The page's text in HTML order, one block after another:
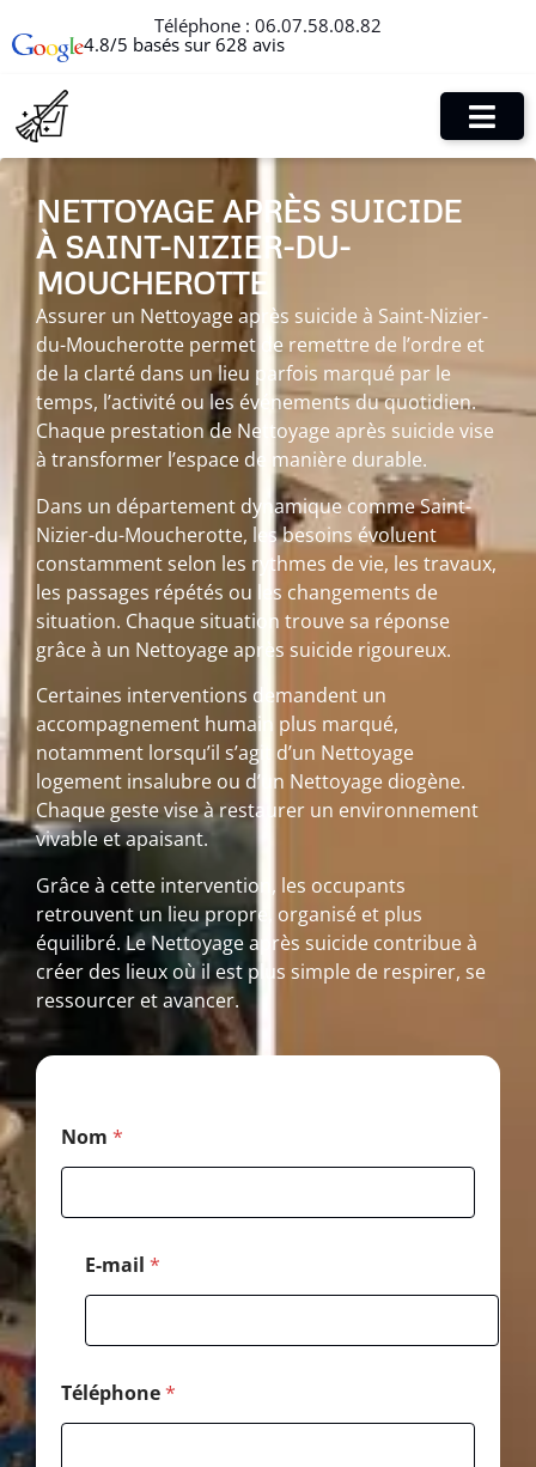
Téléphone : 06.07.58.08.82
4.8/5 basés sur 628 avis
NETTOYAGE APRÈS SUICIDE
À SAINT-NIZIER-DU-
MOUCHEROTTE
Assurer un Nettoyage après suicide à Saint-Nizier-
du-Moucherotte permet de remettre de l’ordre et
de la clarté dans un lieu parfois marqué par le
temps, l’activité ou les événements du quotidien.
Chaque prestation de Nettoyage après suicide vise
à transformer l’espace de manière durable.
Dans un département dynamique comme Saint-
Nizier-du-Moucherotte, les besoins évoluent
constamment selon les rythmes de vie, les travaux,
les passages répétés ou les changements de
situation. Chaque situation trouve sa réponse
grâce à un Nettoyage après suicide rigoureux.
Certaines interventions demandent un
accompagnement humain plus marqué,
notamment lorsqu’il s’agit d’un Nettoyage
logement insalubre ou d’un Nettoyage diogène.
Chaque geste vise à restaurer un environnement
vivable et apaisant.
Grâce à cette intervention, les occupants
retrouvent un lieu propre, organisé et plus
équilibré. Le Nettoyage après suicide contribue à
créer des lieux où il est plus simple de respirer, se
ressourcer et avancer.
Nom *
E-mail *
Téléphone*